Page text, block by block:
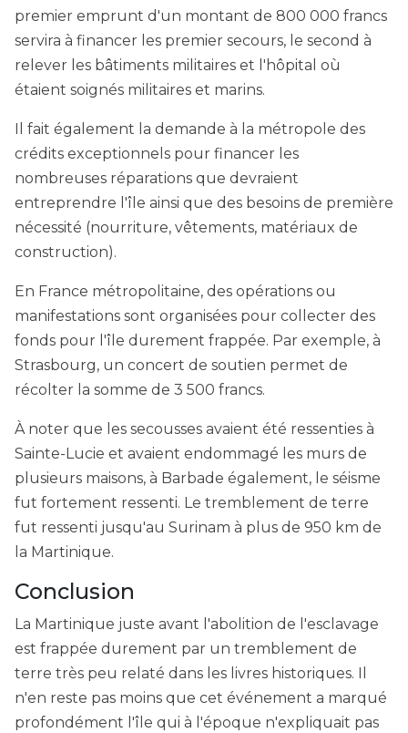
premier emprunt d'un montant de 800 000 francs
servira à financer les premier secours, le second à
relever les bâtiments militaires et l'hôpital où
étaient soignés militaires et marins.
Il fait également la demande à la métropole des
crédits exceptionnels pour financer les
nombreuses réparations que devraient
entreprendre l'île ainsi que des besoins de première
nécessité (nourriture, vêtements, matériaux de
construction).
En France métropolitaine, des opérations ou
manifestations sont organisées pour collecter des
fonds pour l'île durement frappée. Par exemple, à
Strasbourg, un concert de soutien permet de
récolter la somme de 3 500 francs.
À noter que les secousses avaient été ressenties à
Sainte-Lucie et avaient endommagé les murs de
plusieurs maisons, à Barbade également, le séisme
fut fortement ressenti. Le tremblement de terre
fut ressenti jusqu'au Surinam à plus de 950 km de
la Martinique.
Conclusion
La Martinique juste avant l'abolition de l'esclavage
est frappée durement par un tremblement de
terre très peu relaté dans les livres historiques. Il
n'en reste pas moins que cet événement a marqué
profondément l'île qui à l'époque n'expliquait pas